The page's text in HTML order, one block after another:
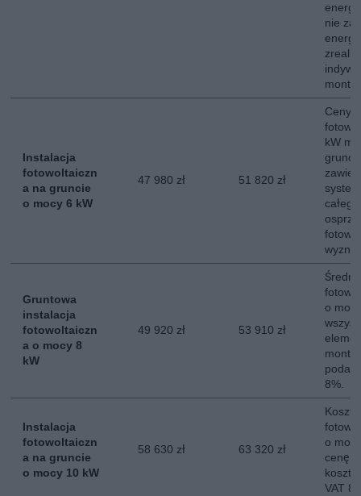
nie
Instalacja
fotowoltaiczn
a na gruncie
o mocy 6 kW
47 980 zł 51 820 zł
Ceny
kW
Gruntowa
instalacja
fotowoltaiczn
a o mocy 8
kW
49 920 zł 53 910 zł
Średni
o
8%.
Instalacja
fotowoltaiczn
a na gruncie
o mocy 10 kW
58 630 zł 63 320 zł
Koszt
o
cenę
koszt
VAT